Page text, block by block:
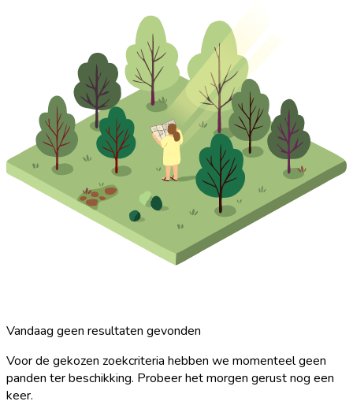
Vandaag geen resultaten gevonden
Voor de gekozen zoekcriteria hebben we momenteel geen
panden ter beschikking. Probeer het morgen gerust nog een
keer.